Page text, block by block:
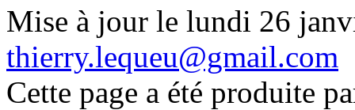
Mise à jour le lundi 26
thierry.lequeu@gmail.com
Cette page a été produite